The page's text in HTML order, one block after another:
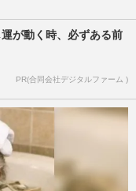
が動く時、必ずある前
PR(合同会社デジタルファーム )